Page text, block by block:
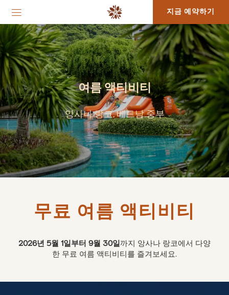
지금 예약하기
여름 액티비티
앙사나 랑코, 베트남 중부
무료 여름 액티비티
2026년 5월 1일부터 9월 30일까지 앙사나 랑코에서 다양
한 무료 여름 액티비티를 즐겨보세요.